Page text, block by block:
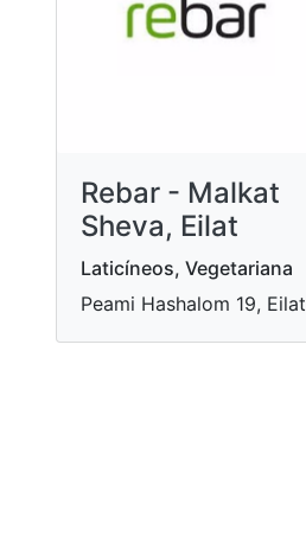
Rebar - Malkat
Sheva, Eilat
Laticíneos, Vegetariana
Peami Hashalom 19, Eilat